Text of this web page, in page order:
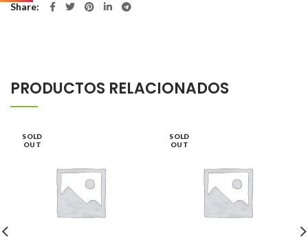
Share
PRODUCTOS RELACIONADOS
SOLD
OUT
SOLD
OUT